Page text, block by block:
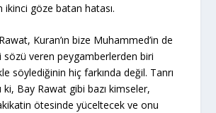
ikinci göze batan hatası.
Kuran’ın bize Muhammed’in de
sözü veren peygamberlerden biri
söylediğinin hiç farkında değil. Tanrı
Bay Rawat gibi bazı kimseler,
ötesinde yüceltecek ve onu